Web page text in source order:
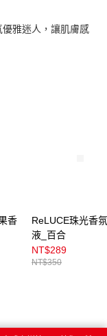
雅迷人，讓肌膚感
香
ReLUCE珠光香
液_百合
NT$289
NT$350